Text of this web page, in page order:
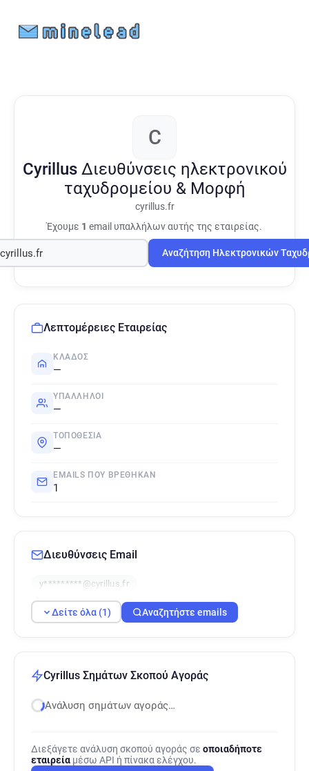
C
Cyrillus Διευθύνσεις ηλεκτρονικού
ταχυδρομείου & Μορφή
cyrillus.fr
Έχουμε 1 email υπαλλήλων αυτής της εταιρείας.
Αναζήτηση Ηλεκτρονικών
Λεπτομέρειες Εταιρείας
ΚΛΆΔΟΣ
—
ΥΠΆΛΛΗΛΟΙ
—
ΤΟΠΟΘΕΣΊΑ
—
EMAILS ΠΟΥ ΒΡΈΘΗΚΑΝ
1
Διευθύνσεις Email
y*********@cyrillus.fr
Δείτε όλα (1) Αναζητήστε emails
Cyrillus Σημάτων Σκοπού Αγοράς
Ανάλυση σημάτων αγοράς…
Διεξάγετε ανάλυση σκοπού αγοράς σε οποιαδήποτε
εταιρεία μέσω API ή πίνακα ελέγχου.